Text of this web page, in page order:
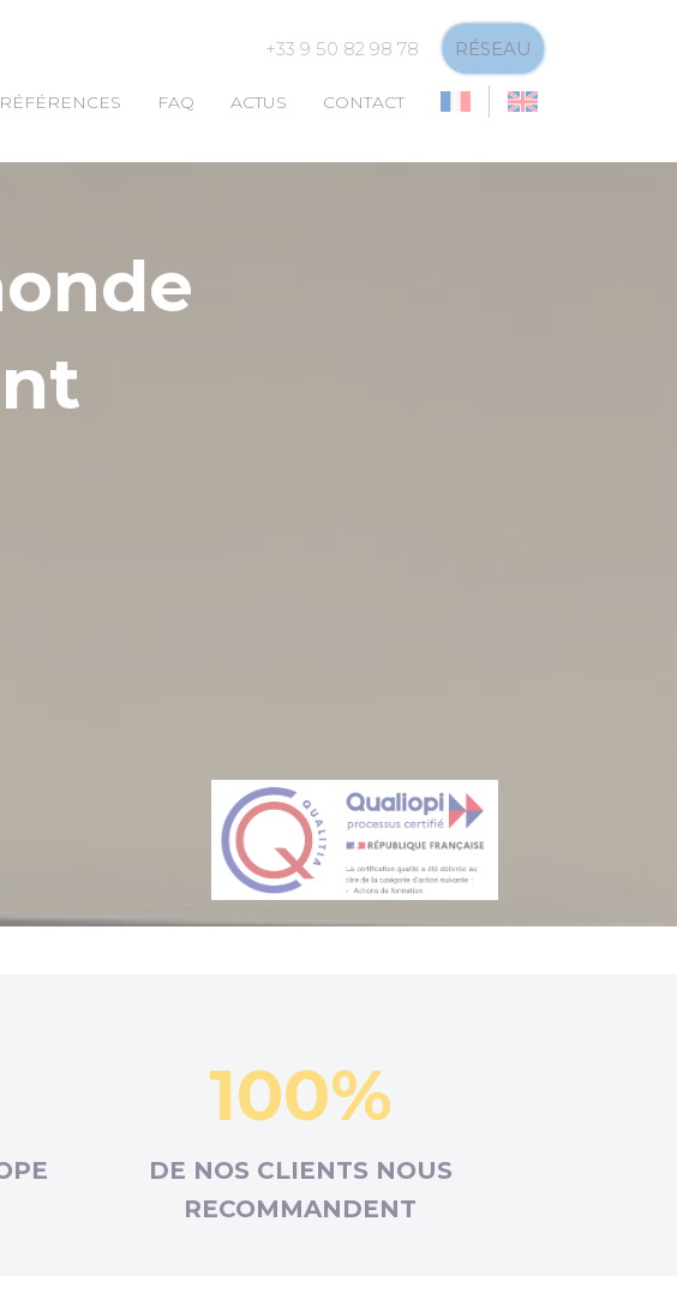
+33 9 50 82 98 78 RÉSEAU
RÉFÉRENCES FAQ ACTUS CONTACT
100%
DE NOS CLIENTS NOUS
RECOMMANDENT